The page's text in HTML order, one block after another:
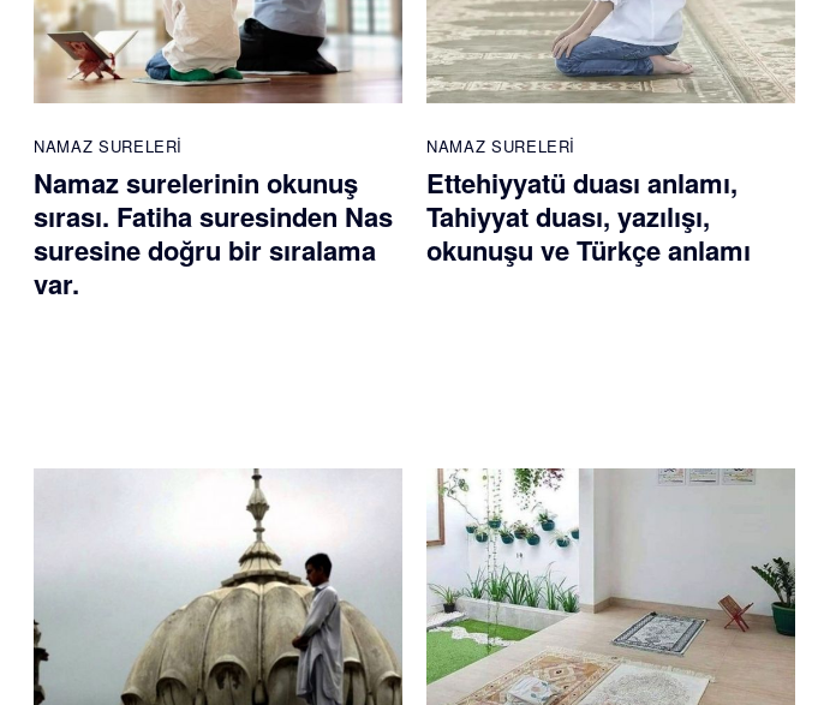
NAMAZ SURELERI
Namaz surelerinin okunuş
sırası. Fatiha suresinden Nas
suresine doğru bir sıralama
var.
NAMAZ SURELERI
Ettehiyyatü duası anlamı,
Tahiyyat duası, yazılışı,
okunuşu ve Türkçe anlamı